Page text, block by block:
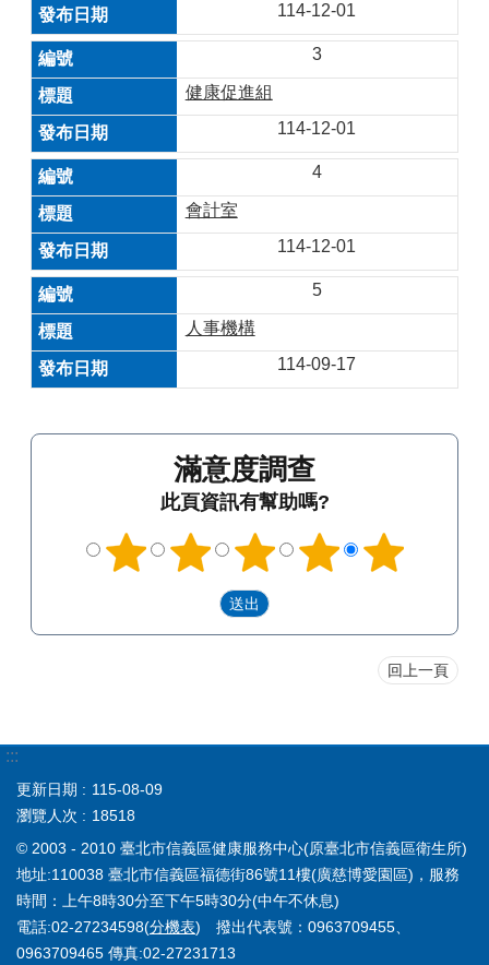
114-12-01
3
健康促進組
114-12-01
4
會計室
114-12-01
5
人事機構
114-09-17
滿意度調查
此頁資訊有幫助嗎?
回上一頁
:::
更新日期
115-08-09
瀏覽人次
18518
© 2003 - 2010 臺北市信義區健康服務中心(原臺北市信義區衛生所)
地址:110038 臺北市信義區福德街86號11樓(廣慈博愛園區)，服務
時間：上午8時30分至下午5時30分(中午不休息)
電話:02-27234598(分機表) 撥出代表號：0963709455、
0963709465 傳真:02-27231713